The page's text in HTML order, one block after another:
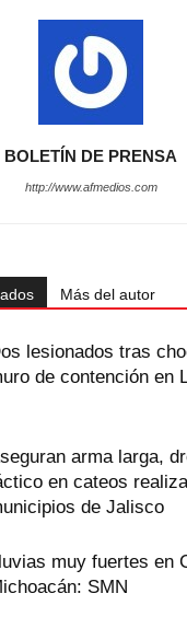
BOLETÍN DE PRENSA
http://www.afmedios.com
Más del autor
lesionados tras
de contención en
arma larga,
en cateos
de Jalisco
muy fuertes en
SMN